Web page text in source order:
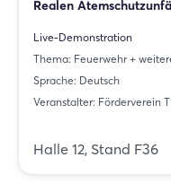
Realen
Live-Demonstration
Thema: Feuerwehr +
Sprache: Deutsch
Veranstalter: Förderverein
Halle 12, Stand F36